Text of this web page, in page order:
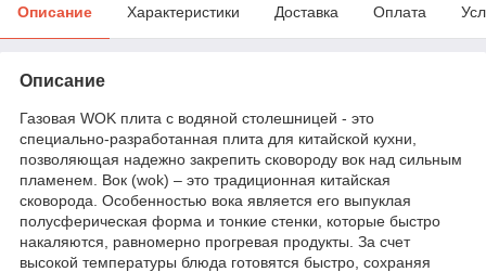
Описание Характеристики Доставка Оплата
Описание
Газовая WOK плита с водяной столешницей - это
специально-разработанная плита для китайской кухни,
позволяющая надежно закрепить сковороду вок над сильным
пламенем. Вок (wok) – это традиционная китайская
сковорода. Особенностью вока является его выпуклая
полусферическая форма и тонкие стенки, которые быстро
накаляются, равномерно прогревая продукты. За счет
высокой температуры блюда готовятся быстро, сохраняя